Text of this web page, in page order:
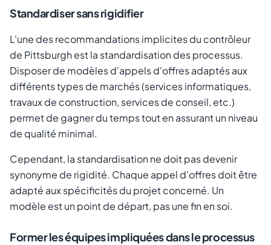
Standardiser sans rigidifier
L'une des recommandations implicites du contrôleur
de Pittsburgh est la standardisation des processus.
Disposer de modèles d'appels d'offres adaptés aux
différents types de marchés (services informatiques,
travaux de construction, services de conseil, etc.)
permet de gagner du temps tout en assurant un niveau
de qualité minimal.
Cependant, la standardisation ne doit pas devenir
synonyme de rigidité. Chaque appel d'offres doit être
adapté aux spécificités du projet concerné. Un
modèle est un point de départ, pas une fin en soi.
Former les équipes impliquées dans le processus